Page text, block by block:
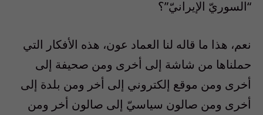
“السوريّ الإيرانيّ”؟
نعم، هذا ما قاله لنا العماد عون، هذه الأفكار التي
حملناها من شاشة إلى أخرى ومن صحيفة إلى
أخرى ومن موقع إلكتروني إلى أخر ومن بلدة إلى
أخرى ومن صالون سياسيّ إلى صالون أخر ومن